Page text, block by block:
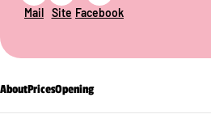
Mail Site Facebook
AboutPricesOpening